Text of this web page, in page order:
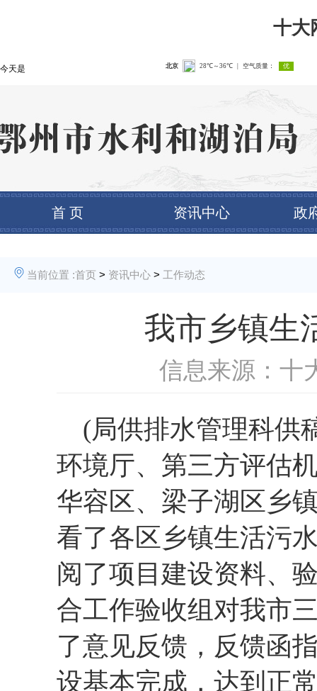
十大
今天是
首 页 资讯中心 政
当前位置 :首页 > 资讯中心 > 工作动态
我市乡镇生
信息来源：十
(局供排水管理科供
环境厅、第三方评估
华容区、梁子湖区乡
看了各区乡镇生活污
阅了项目建设资料、
合工作验收组对我市
了意见反馈，反馈函
设基本完成，达到正